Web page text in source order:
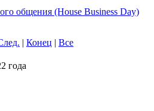
общения (House Business Day)
| Конец | Все